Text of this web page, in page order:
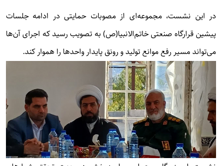
در این نشست، مجموعه‌ای از مصوبات حمایتی در ادامه جلسات
پیشین قرارگاه صنعتی خاتم‌الانبیا(ص) به تصویب رسید که اجرای آن‌ها
می‌تواند مسیر رفع موانع تولید و رونق پایدار واحدها را هموار کند.